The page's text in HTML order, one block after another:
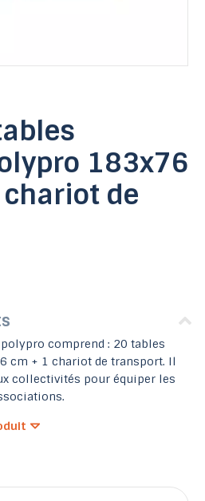
183x76
de
comprend : 20 tables
cm + 1 chariot de transport. Il
collectivités pour équiper les